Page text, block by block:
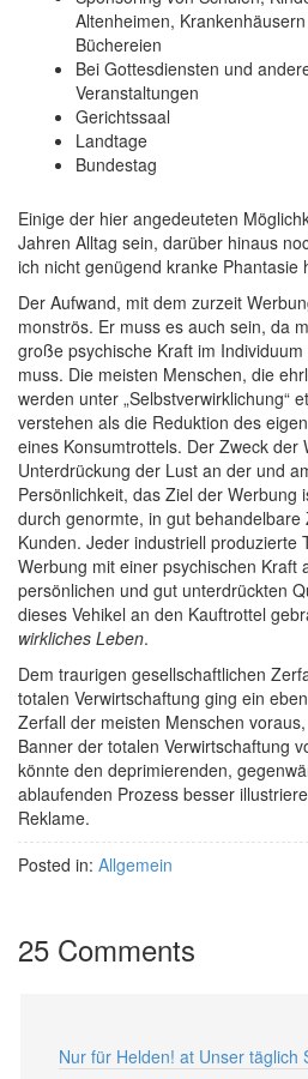
Altenheimen,
Büchereien
Bei Gottesdiensten und
Veranstaltungen
Gerichtssaal
Landtage
Bundestag
Einige der hier angedeuteten
Jahren Alltag sein, darüber hinaus
ich nicht genügend kranke Phantasie
Der Aufwand, mit dem zurzeit
monströs. Er muss es auch sein, da
große psychische Kraft im
muss. Die meisten Menschen, die
werden unter „Selbstverwirklichung“
verstehen als die Reduktion des
eines Konsumtrottels. Der Zweck der
Unterdrückung der Lust an der und
Persönlichkeit, das Ziel der Werbung
durch genormte, in gut
Kunden. Jeder industriell produzierte
Werbung mit einer psychischen Kraft
persönlichen und gut unterdrückten
dieses Vehikel an den Kauftrottel
wirkliches Leben.
Dem traurigen gesellschaftlichen
totalen Verwirtschaftung ging ein
Zerfall der meisten Menschen
Banner der totalen Verwirtschaftung
könnte den deprimierenden,
ablaufenden Prozess besser
Reklame.
Posted in: Allgemein
25 Comments
Nur für Helden! at Unser täglich